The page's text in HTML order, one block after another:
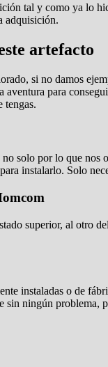
tal y como ya lo
adquisición.
artefacto
si no damos
para
tengas.
solo por lo que nos
instalarlo. Solo
superior, al otro
instaladas o de
sin ningún